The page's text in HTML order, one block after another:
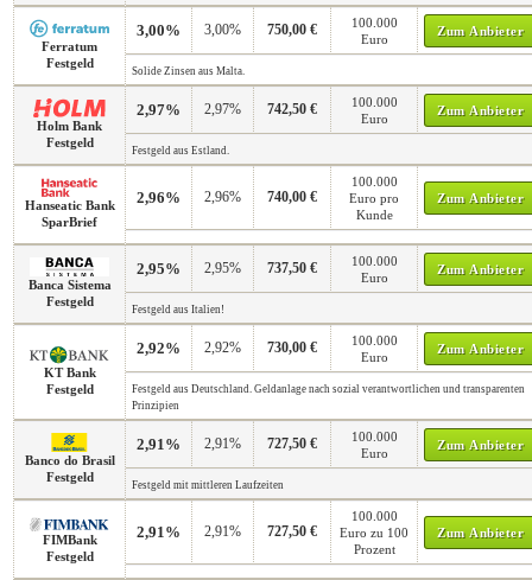
Ferratum
Festgeld
3,00% 3,00% 750,00 €
100.000
Euro
Zum Anbieter
Solide Zinsen aus Malta.
Holm Bank
Festgeld
2,97% 2,97% 742,50 €
100.000
Euro
Zum Anbieter
Festgeld aus Estland.
Hanseatic Bank
SparBrief
2,96% 2,96% 740,00 €
100.000
Euro pro
Kunde
Zum Anbieter
Banca Sistema
Festgeld
2,95% 2,95% 737,50 €
100.000
Euro
Zum Anbieter
Festgeld aus Italien!
KT Bank
Festgeld
2,92% 2,92% 730,00 €
100.000
Euro
Zum Anbieter
Festgeld aus Deutschland. Geldanlage nach sozial verantwortlichen und transparenten
Prinzipien
Banco do Brasil
Festgeld
2,91% 2,91% 727,50 €
100.000
Euro
Zum Anbieter
Festgeld mit mittleren Laufzeiten
FIMBank
Festgeld
2,91% 2,91% 727,50 €
100.000
Euro zu 100
Prozent
Zum Anbieter